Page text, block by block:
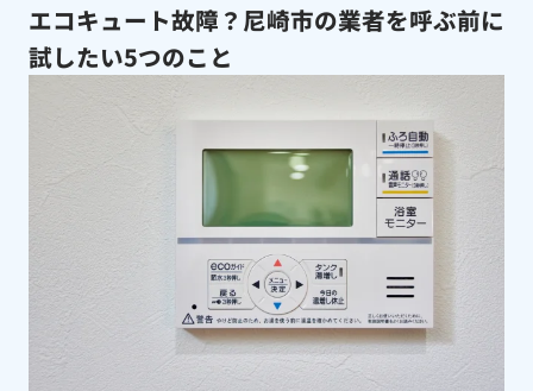
エコキュート故障？尼崎市の業者を呼ぶ前に
試したい5つのこと